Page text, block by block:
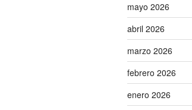
mayo 2026
abril 2026
marzo 2026
febrero 2026
enero 2026